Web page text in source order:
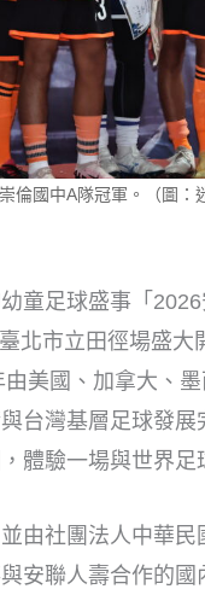
倫國中A隊冠軍。（圖：
童足球盛事「
北市立田徑場盛
美國、加拿大、
台灣基層足球發
體驗一場與世界足
由社團法人中華
安聯人壽合作的